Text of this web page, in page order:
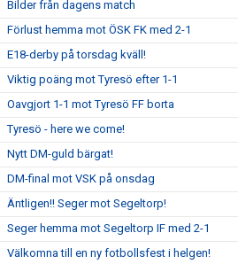
Bilder från dagens match
Förlust hemma mot ÖSK FK med 2-1
E18-derby på torsdag kväll!
Viktig poäng mot Tyresö efter 1-1
Oavgjort 1-1 mot Tyresö FF borta
Tyresö - here we come!
Nytt DM-guld bärgat!
DM-final mot VSK på onsdag
Äntligen!! Seger mot Segeltorp!
Seger hemma mot Segeltorp IF med 2-1
Välkomna till en ny fotbollsfest i helgen!